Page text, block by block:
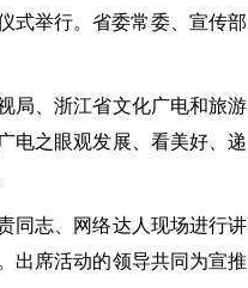
式举行。省委常委、宣传部
局、浙江省文化广电和旅游
电之眼观发展、看美好、递
同志、网络达人现场进行讲
出席活动的领导共同为宣推